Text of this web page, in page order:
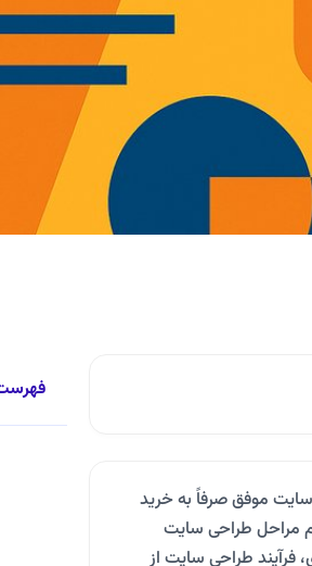
موفق صرفاً به خرید
مراحل طراحی سایت
فرآیند طراحی سایت از